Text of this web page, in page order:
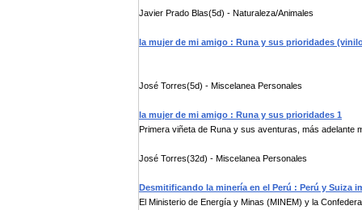
Javier Prado Blas(5d) - Naturaleza/Animales
la mujer de mi amigo : Runa y sus prioridades
José Torres(5d) - Miscelanea Personales
la mujer de mi amigo : Runa y sus prioridades 1
Primera viñeta de Runa y sus aventuras, más adelante
José Torres(32d) - Miscelanea Personales
Desmitificando la minería en el Perú : Perú y Suiza
El Ministerio de Energía y Minas (MINEM) y la